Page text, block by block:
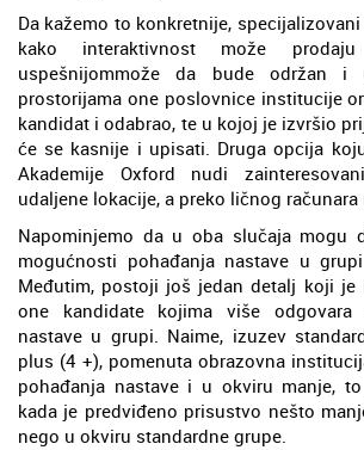
Da kažemo to konkretnije,
kako interaktivnost može
uspešnijommože da bude održan
prostorijama one poslovnice institucije
kandidat i odabrao, te u kojoj je izvršio
će se kasnije i upisati. Druga opcija
Akademije Oxford nudi
udaljene lokacije, a preko ličnog
Napominjemo da u oba slučaja mogu
mogućnosti pohađanja nastave u
Međutim, postoji još jedan detalj koji je
one kandidate kojima više odgovara
nastave u grupi. Naime, izuzev
plus (4 +), pomenuta obrazovna
pohađanja nastave i u okviru manje,
kada je predviđeno prisustvo nešto
nego u okviru standardne grupe.